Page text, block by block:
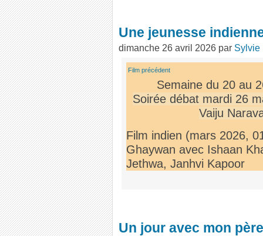
Une jeunesse
dimanche 26 avril 2026 par Sylvie
Film précédent
Semaine du 20 au
Soirée débat mardi 26
Vaiju
Film indien (mars 2026,
Ghaywan avec Ishaan
Jethwa, Janhvi Kapoor
Un jour avec mon père